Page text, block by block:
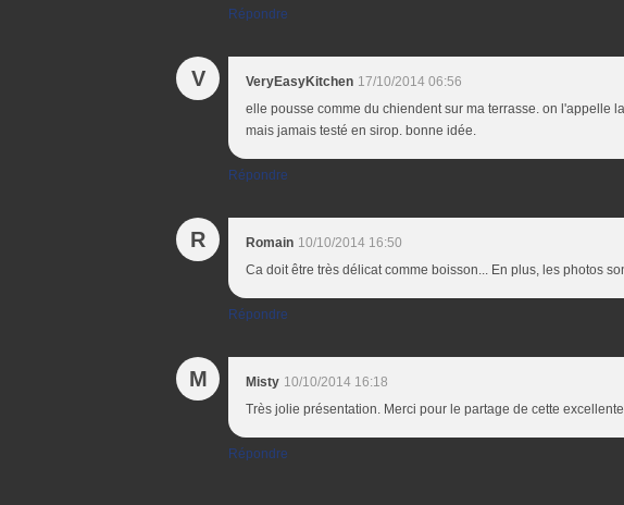
Répondre
V VeryEasyKitchen 17/10/2014 06:56
elle pousse comme du chiendent sur ma terrasse. on l'appelle
mais jamais testé en sirop. bonne idée.
Répondre
R Romain 10/10/2014 16:50
Ca doit être très délicat comme boisson... En plus, les photos
Répondre
M Misty 10/10/2014 16:18
Très jolie présentation. Merci pour le partage de cette
Répondre